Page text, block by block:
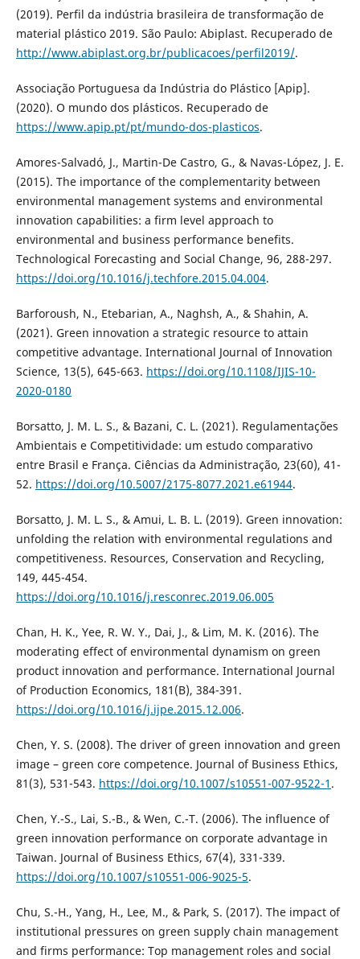
(2019). Perfil da indústria brasileira de transformação de
material plástico 2019. São Paulo: Abiplast. Recuperado de
http://www.abiplast.org.br/publicacoes/perfil2019/.
Associação Portuguesa da Indústria do Plástico [Apip].
(2020). O mundo dos plásticos. Recuperado de
https://www.apip.pt/pt/mundo-dos-plasticos.
Amores-Salvadó, J., Martin-De Castro, G., & Navas-López, J. E.
(2015). The importance of the complementarity between
environmental management systems and environmental
innovation capabilities: a firm level approach to
environmental and business performance benefits.
Technological Forecasting and Social Change, 96, 288-297.
https://doi.org/10.1016/j.techfore.2015.04.004.
Barforoush, N., Etebarian, A., Naghsh, A., & Shahin, A.
(2021). Green innovation a strategic resource to attain
competitive advantage. International Journal of Innovation
Science, 13(5), 645-663. https://doi.org/10.1108/IJIS-10-
2020-0180
Borsatto, J. M. L. S., & Bazani, C. L. (2021). Regulamentações
Ambientais e Competitividade: um estudo comparativo
entre Brasil e França. Ciências da Administração, 23(60), 41-
52. https://doi.org/10.5007/2175-8077.2021.e61944.
Borsatto, J. M. L. S., & Amui, L. B. L. (2019). Green innovation:
unfolding the relation with environmental regulations and
competitiveness. Resources, Conservation and Recycling,
149, 445-454.
https://doi.org/10.1016/j.resconrec.2019.06.005
Chan, H. K., Yee, R. W. Y., Dai, J., & Lim, M. K. (2016). The
moderating effect of environmental dynamism on green
product innovation and performance. International Journal
of Production Economics, 181(B), 384-391.
https://doi.org/10.1016/j.ijpe.2015.12.006.
Chen, Y. S. (2008). The driver of green innovation and green
image – green core competence. Journal of Business Ethics,
81(3), 531-543. https://doi.org/10.1007/s10551-007-9522-1 .
Chen, Y.-S., Lai, S.-B., & Wen, C.-T. (2006). The influence of
green innovation performance on corporate advantage in
Taiwan. Journal of Business Ethics, 67(4), 331-339.
https://doi.org/10.1007/s10551-006-9025-5.
Chu, S.-H., Yang, H., Lee, M., & Park, S. (2017). The impact of
institutional pressures on green supply chain management
and firms performance: Top management roles and social